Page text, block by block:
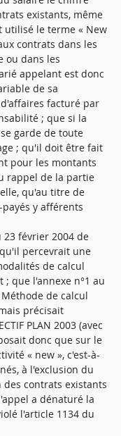
existants, même
utilisé le terme « New
contrats dans les
ou dans les
appelant est donc
de sa
facturé par
; que si la
garde de toute
; qu'il doit être fait
pour les montants
rappel de la partie
qu'au titre de
y afférents
23 février 2004 de
percevrait une
de calcul
; que l'annexe n°1 au
de calcul
précisait
PLAN 2003 (avec
donc que sur le
« new », c'est-à-
à l'exclusion du
contrats existants
a dénaturé la
l'article 1134 du